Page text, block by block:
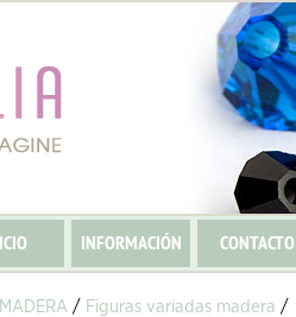
INFORMACIÓN CONTACTO
MADERA / Figuras variadas madera /